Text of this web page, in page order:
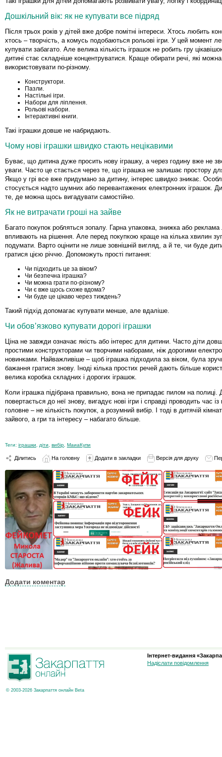
Дошкільний вік: як не купувати все підряд
Після трьох років у дітей вже добре помітні інтереси. Хтось любить
хтось – творчість, а комусь подобаються рольові ігри. У цей момент
купувати забагато. Але велика кількість іграшок не робить гру
дитині стає складніше концентруватися. Краще обирати речі, які можна
використовувати по-різному.
Конструктори.
Пазли.
Настільні ігри.
Набори для ліплення.
Рольові набори.
Інтерактивні книги.
Такі іграшки довше не набридають.
Чому нові іграшки швидко стають нецікавими
Буває, що дитина дуже просить нову іграшку, а через годину вже не
уваги. Часто це стається через те, що іграшка не залишає простору
Якщо у грі все вже придумано за дитину, інтерес швидко зникає.
стосується надто шумних або перевантажених електронних іграшок.
те, де можна щось вигадувати самостійно.
Як не витрачати гроші на зайве
Багато покупок робляться зопалу. Гарна упаковка, знижка або реклама
впливають на рішення. Але перед покупкою краще на кілька хвилин
подумати. Варто оцінити не лише зовнішній вигляд, а й те, чи буде
гратися цією річчю. Допоможуть прості питання:
Чи підходить це за віком?
Чи безпечна іграшка?
Чи можна грати по-різному?
Чи є вже щось схоже вдома?
Чи буде це цікаво через тиждень?
Такий підхід допомагає купувати менше, але вдаліше.
Чи обов’язково купувати дорогі іграшки
Ціна не завжди означає якість або інтерес для дитини. Часто діти
простими конструкторами чи творчими наборами, ніж дорогими
новинками. Найважливіше – щоб іграшка підходила за віком, була
бажання гратися знову. Іноді кілька простих речей дають більше
велика коробка складних і дорогих іграшок.
Коли іграшка підібрана правильно, вона не припадає пилом на полиці.
повертається до неї знову, вигадує нові ігри і справді проводить час
головне – не кількість покупок, а розумний вибір. І тоді в дитячій
зайвого, а гри та інтересу – набагато більше.
Теги: іграшки діти вибір МаиаКупи
Ділитись На головну Додати в закладки Версія для друку
Додати коментар
© 2003-2026 Закарпаття онлайн Beta
Інтернет-видання
Надіслати повідомлення